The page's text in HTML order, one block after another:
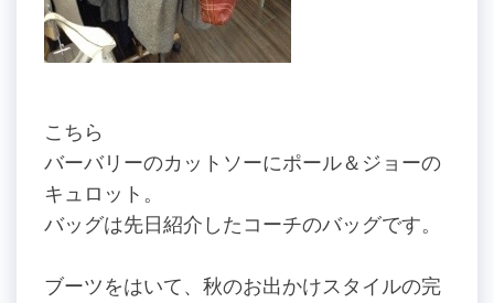
こちら
バーバリーのカットソーにポール＆ジョーの
キュロット。
バッグは先日紹介したコーチのバッグです。
ブーツをはいて、秋のお出かけスタイルの完